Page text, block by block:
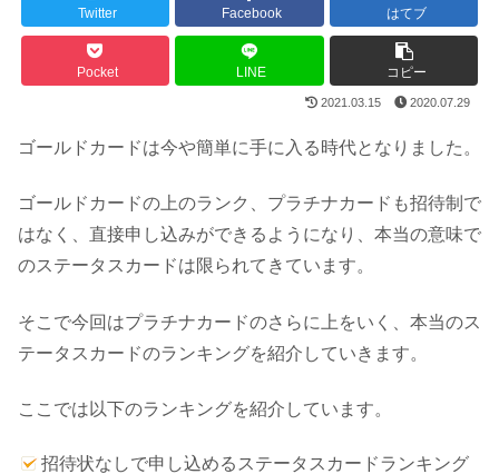
Twitter Facebook はてブ
Pocket LINE コピー
2021.03.15 2020.07.29
ゴールドカードは今や簡単に手に入る時代となりました。
ゴールドカードの上のランク、プラチナカードも招待制で
はなく、直接申し込みができるようになり、本当の意味で
のステータスカードは限られてきています。
そこで今回はプラチナカードのさらに上をいく、本当のス
テータスカードのランキングを紹介していきます。
ここでは以下のランキングを紹介しています。
招待状なしで申し込めるステータスカードランキング